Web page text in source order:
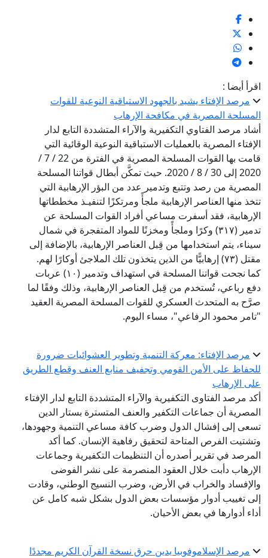
اقرأ أيضا :
مرصد الإفتاء يشيد بالجهود الاستباقية النوعية للقوات
المسلحة المصرية في مكافحة الإرهاب
أشاد مرصد الفتاوي التكفيرية والآراء المتشددة التابع لدار
الإفتاء المصرية بالعمليات الاستباقية النوعية الوقائية التي
قامت بها القوات المسلحة المصرية في الفترة من 22 / 7 /
2020 إلى 30 / 8 / 2020. حيث تمكَّن أبطال قواتنا المسلحة
المصرية من رصد وتتبع وتدمير عدد من البؤر الإرهابية التي
تتخذ منها العناصر الإرهابية ملجأً ومرتكزًا لتنفيـذ مخططاتها
الإرهابية، فقد أسفرت مساعي أفراد القوات المسلحة عن
تدمير (٣١٧) وكرًا وملجأً ومخزنًا للمواد المتفجرة في شمال
سيناء، يتم استخدامها من قِبل العناصر الإرهابية، بالإضافة إلى
مقتل (٧٣) إرهابيًّا من الذين يتخذون تلك الملاجئ أوكارًا لهم.
كما نجحت قواتنا المسلحة في استهداف وتدمير (١٠) عربات
دفع رباعي، تُستخدم من قِبل العناصر الإرهابية، وذلك وفقًا لما
صرَّح به المتحدث العسكري للقوات المسلحة المصرية العقيد
"تامر محمود الرفاعي"، مساء اليوم.
مرصد الإفتاء: معركة التنمية وتطوير العشوائيات ضرورة
للحفاظ على الأمن القومي وتجفيف منابع العنف وقطع الطريق
على الإرهاب
أكد مرصد الفتاوى التكفيرية والآراء المتشددة التابع لدار الإفتاء
المصرية أن جماعات التكفير والعنف المتسترة بستار الدين
تسعى إلى إفشال الدول وضرب كافة مساعي التنمية وجهودها،
وتشتيت الفرص المتاحة لتحقيق رفاهية الإنسان. كما أكد
المرصد في تقرير أصدره أن التنظيمات التكفيرية وجماعات
الإرهاب دأبت خلال العقود المنصرمة على نشر الفوضى
والإفساد والخراب في الأرض، وضرب النسيج الوطني، وقادت
إلى تغييب أدوار مؤسسات بعض الدول بشكل شبه كامل عن
أداء أدوارها في بعض الأحيان.
مرصد الإسلاموفوبيا يدين حرق نسخة القرآن الكريم مجددًا